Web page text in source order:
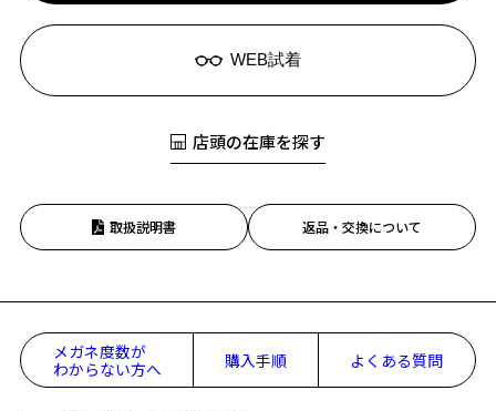
WEB試着
店頭の在庫を探す
取扱説明書 返品・交換について
メガネ度数が
わからない方へ
購入手順 よくある質問